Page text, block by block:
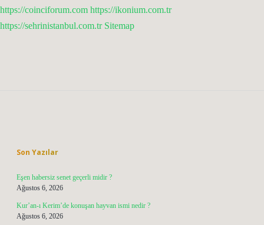
https://coinciforum.com https://ikonium.com.tr
https://sehrinistanbul.com.tr Sitemap
Son Yazılar
Eşen habersiz senet geçerli midir ?
Ağustos 6, 2026
Kur’an-ı Kerim’de konuşan hayvan ismi nedir ?
Ağustos 6, 2026